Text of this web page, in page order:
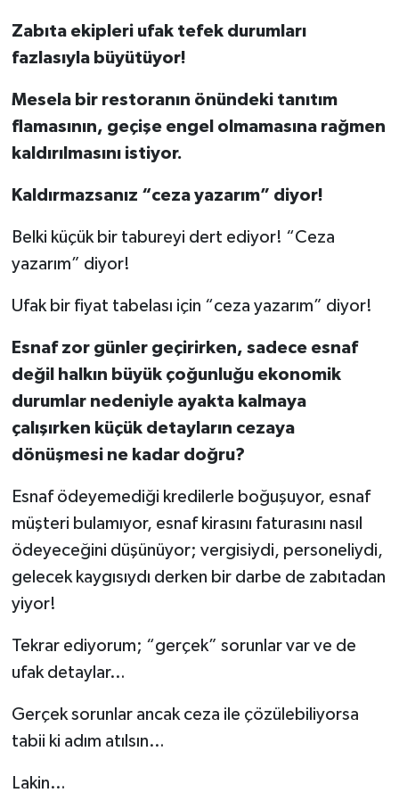
Zabıta ekipleri ufak tefek durumları
fazlasıyla büyütüyor!
Mesela bir restoranın önündeki tanıtım
flamasının, geçişe engel olmamasına rağmen
kaldırılmasını istiyor.
Kaldırmazsanız “ceza yazarım” diyor!
Belki küçük bir tabureyi dert ediyor! “Ceza
yazarım” diyor!
Ufak bir fiyat tabelası için “ceza yazarım” diyor!
Esnaf zor günler geçirirken, sadece esnaf
değil halkın büyük çoğunluğu ekonomik
durumlar nedeniyle ayakta kalmaya
çalışırken küçük detayların cezaya
dönüşmesi ne kadar doğru?
Esnaf ödeyemediği kredilerle boğuşuyor, esnaf
müşteri bulamıyor, esnaf kirasını faturasını nasıl
ödeyeceğini düşünüyor; vergisiydi, personeliydi,
gelecek kaygısıydı derken bir darbe de zabıtadan
yiyor!
Tekrar ediyorum; “gerçek” sorunlar var ve de
ufak detaylar…
Gerçek sorunlar ancak ceza ile çözülebiliyorsa
tabii ki adım atılsın…
Lakin…